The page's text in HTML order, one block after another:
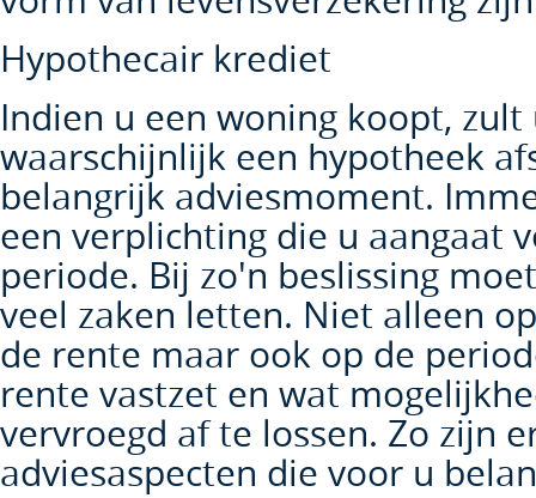
Hypothecair krediet
Indien u een woning koopt,
waarschijnlijk een hypotheek
belangrijk adviesmoment.
een verplichting die u aangaat
periode. Bij zo'n beslissing
veel zaken letten. Niet alleen
de rente maar ook op de
rente vastzet en wat
vervroegd af te lossen. Zo zijn
adviesaspecten die voor u